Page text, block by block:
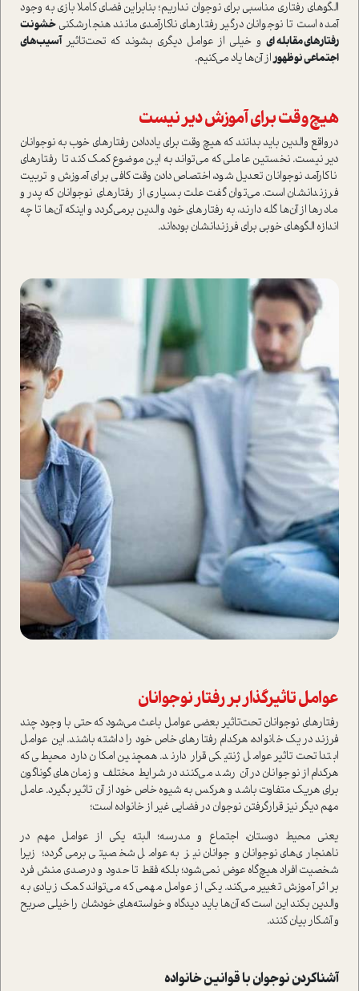
الگوهاي رفتاري مناسبي براي نوجوان نداريم؛ بنابراين فضاي كاملا بازي به وجود
آمده است تا نوجوانان درگير رفتارهاي ناكارآمدي مانند هنجارشكني خشونت
رفتارهاي مقابله‌اي و خيلي از عوامل ديگري بشوند كه تحت‌تاثير آسيب‌هاي
اجتماعي نوظهوراز آن‌ها ياد مي‌كنيم.
هيچ‌وقت براي آموزش دير نيست
درواقع والدين بايد بدانند كه هيچ وقت براي ياددادن رفتارهاي خوب به نوجوانان
دير نيست. نخستين عاملي كه مي‌تواند به اين موضوع كمك كند تا رفتارهاي
ناكارآمد نوجوانان تعديل شود، اختصاص‌دادن وقت کافی برای آموزش و تربيت
فرزندانشان است. مي‌توان گفت علت بسياري از رفتارهاي نوجوانان كه پدر و
مادرها از آن‌ها گله دارند، به رفتارهاي خود والدين برمي‌گردد و اينكه آن‌ها تا چه
اندازه الگوهاي خوبي براي فرزندانشان بوده‌اند.
عوامل تاثيرگذار بر رفتار نوجوانان
رفتارهاي نوجوانان تحت‌تاثير بعضي عوامل باعث مي‌شود كه حتي با وجود چند
فرزند در يك خانواده، هركدام رفتارهاي خاص خود را داشته باشند. اين عوامل
ابتدا تحت‌تاثير عوامل ژنتيكي قرار دارند. همچنين امكان دارد محيطي كه
هركدام از نوجوانان در آن رشد مي‌كنند در شرايط مختلف و زمان‌هاي‌ گوناگون‌
براي هريك متفاوت باشد و هركس به شيوه خاص خود از آن تاثير بگيرد. عامل
مهم ديگر نيز قرارگرفتن نوجوان در فضايي غير از خانواده است؛
يعني محيط دوستان، اجتماع و مدرسه؛ البته يكي از عوامل مهم در
ناهنجاري‌هاي نوجوانان و جوانان نيز به عوامل شخصيتي برمي‌گردد؛ زيرا
شخصيت افراد هيچ‌گاه عوض نمي‌شود؛ بلكه فقط تا حدود و درصدي منش فرد
بر اثر آموزش تغيير مي‌كند. يكي از عوامل مهمي كه مي‌تواند كمك زيادي به
والدين بكند اين است كه آن‌ها باید ديدگاه و خواسته‌هاي خودشان را خيلي صريح
و آشكار بيان كنند.
آشنا‌كردن نوجوان با قوانين خانواده